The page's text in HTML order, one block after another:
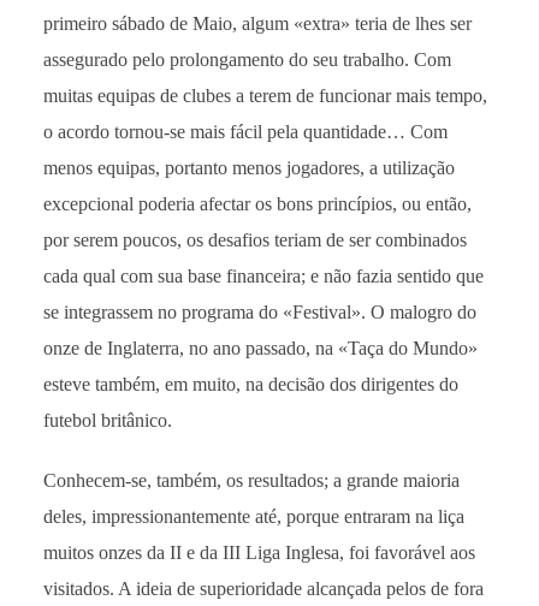
primeiro sábado de Maio, algum «extra» teria de lhes ser
assegurado pelo prolongamento do seu trabalho. Com
muitas equipas de clubes a terem de funcionar mais tempo,
o acordo tornou-se mais fácil pela quantidade… Com
menos equipas, portanto menos jogadores, a utilização
excepcional poderia afectar os bons princípios, ou então,
por serem poucos, os desafios teriam de ser combinados
cada qual com sua base financeira; e não fazia sentido que
se integrassem no programa do «Festival». O malogro do
onze de Inglaterra, no ano passado, na «Taça do Mundo»
esteve também, em muito, na decisão dos dirigentes do
futebol britânico.
Conhecem-se, também, os resultados; a grande maioria
deles, impressionantemente até, porque entraram na liça
muitos onzes da II e da III Liga Inglesa, foi favorável aos
visitados. A ideia de superioridade alcançada pelos de fora